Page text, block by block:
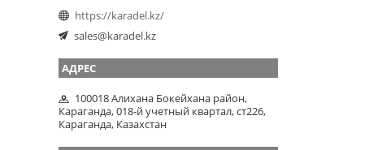
https://karadel.kz/
sales@karadel.kz
100018 Алихана Бокейхана район,
Караганда, 018-й учетный квартал, ст226,
Караганда, Казахстан